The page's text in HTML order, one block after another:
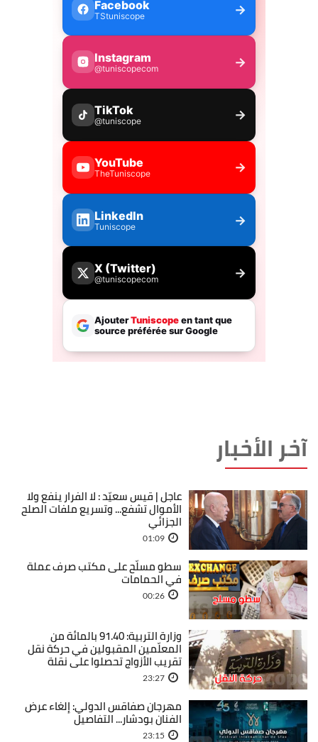
آخر الأخبار
عاجل | قيس سعيّد : لا الفرار ينفع ولا
الأموال تشفع... وتسريع ملفات الصلح
الجزائي
01:09
سطو مسلّح على مكتب صرف عملة
في الحمامات
00:26
وزارة التربية: 91.40 بالمائة من
المعلّمين المقبولين في حركة نقل
تقريب الأزواج تحصلوا على نقلة
23:27
مهرجان صفاقس الدولي: إلغاء عرض
الفنان بودشار... التفاصيل
23:15